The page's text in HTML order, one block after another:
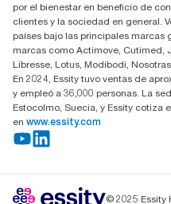
por el bienestar en beneficio de
clientes y la sociedad en general.
países bajo las principales marcas
marcas como Actimove, Cutimed,
Libresse, Lotus, Modibodi,
En 2024, Essity tuvo ventas de
y empleó a 36,000 personas. La
Estocolmo, Suecia, y Essity cotiza
en www.essity.com
© 2025 Essity